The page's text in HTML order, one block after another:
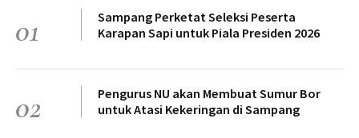
01
Sampang Perketat Seleksi Peserta
Karapan Sapi untuk Piala Presiden 2026
02
Pengurus NU akan Membuat Sumur Bor
untuk Atasi Kekeringan di Sampang